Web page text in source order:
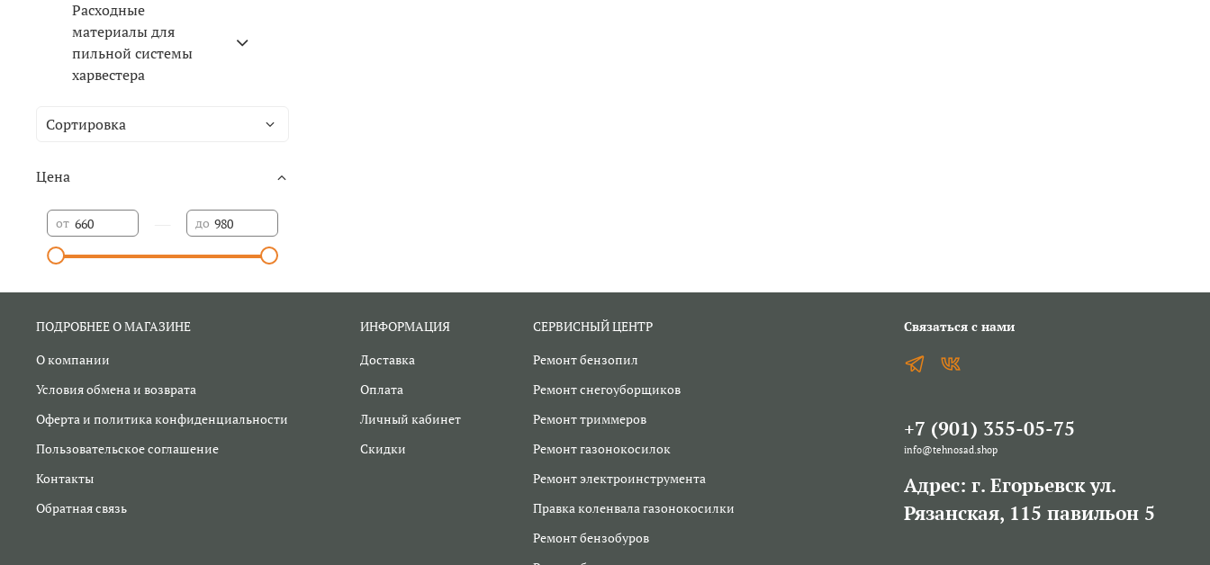
Расходные
материалы для
пильной системы
харвестера
Цена
от до
ПОДРОБНЕЕ О МАГАЗИНЕ
О компании
Условия обмена и возврата
Оферта и политика конфиденциальности
Пользовательское соглашение
Контакты
Обратная связь
ИНФОРМАЦИЯ
Доставка
Оплата
Личный кабинет
Скидки
СЕРВИСНЫЙ ЦЕНТР
Ремонт бензопил
Ремонт снегоуборщиков
Ремонт триммеров
Ремонт газонокосилок
Ремонт электроинструмента
Правка коленвала газонокосилки
Ремонт бензобуров
Связаться с нами
+7 (901) 355-05-75
info@tehnosad.shop
Адрес: г. Егорьевск ул.
Рязанская, 115 павильон 5